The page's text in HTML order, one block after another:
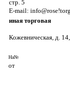
стр. 5
E-mail: info@rose!torg
иная торговая
Кожевническая, д. 14,
На№
от